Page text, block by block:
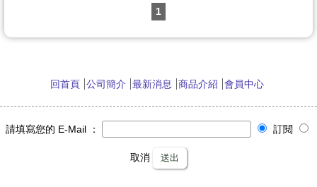
1
回首頁 公司簡介 最新消息 商品介紹 會員中心
請填寫您的 E-Mail ： 訂閱
取消 送出